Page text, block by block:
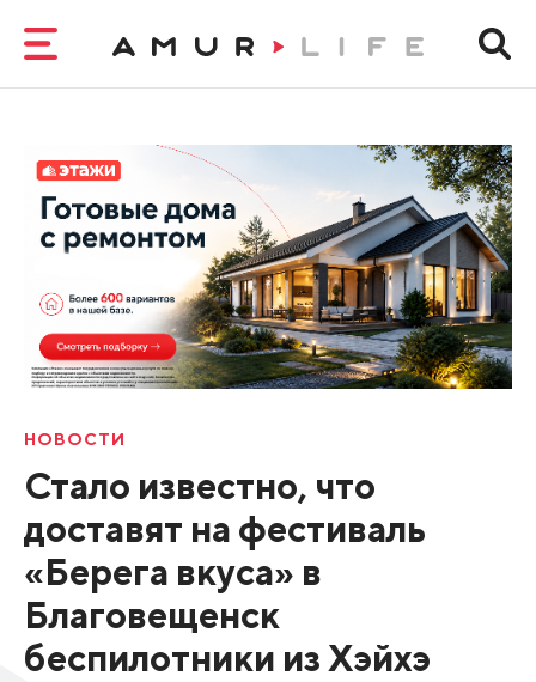
НОВОСТИ
Стало известно, что
доставят на фестиваль
«Берега вкуса» в
Благовещенск
беспилотники из Хэйхэ